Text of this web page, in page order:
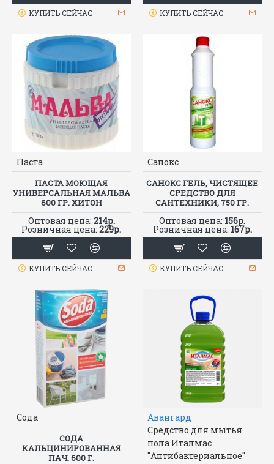
КУПИТЬ СЕЙЧАС КУПИТЬ СЕЙЧАС
Паста
ПАСТА МОЮЩАЯ
УНИВЕРСАЛЬНАЯ МАЛЬВА
600 ГР. ХИТОН
Оптовая цена: 214р.
Розничная цена:229р.
КУПИТЬ СЕЙЧАС
Санокс
САНОКС ГЕЛЬ, ЧИСТЯЩЕЕ
СРЕДСТВО ДЛЯ
САНТЕХНИКИ, 750 ГР.
Оптовая цена: 156р.
Розничная цена: 167р.
КУПИТЬ СЕЙЧАС
Сода
СОДА
КАЛЬЦИНИРОВАННАЯ
ПАЧ. 600 Г.
Авангард
Средство для мытья
пола Италмас
"Антибактериальное"